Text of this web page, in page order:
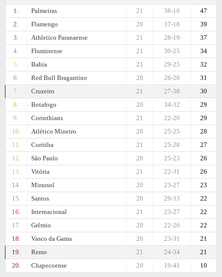
1.
Palmeiras 47
38-16
21
2.
Flamengo 39
37-18
20
3.
Athletico Paranaense 37
28-19
21
4.
Fluminense 34
30-25
21
5.
Bahia 32
29-25
21
6.
Red Bull Bragantino 31
26-20
20
7.
Cruzeiro 30
27-30
21
8.
Botafogo 29
34-32
20
9.
Corinthians 29
22-20
21
10.
Atlético Mineiro 28
25-25
20
11.
Coritiba 27
25-28
21
12.
São Paulo 26
25-23
20
13.
Vitória 26
22-31
21
14.
Mirassol 23
23-27
20
15.
Santos 22
29-33
20
16.
Internacional 22
23-27
21
17.
Grêmio 22
22-26
20
18.
Vasco da Gama 21
23-31
20
19.
Remo 21
24-34
21
20.
Chapecoense 10
19-41
20